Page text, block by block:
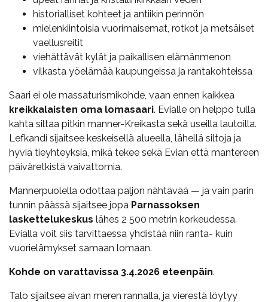
historialliset kohteet ja antiikin perinnön
mielenkiintoisia vuorimaisemat, rotkot ja metsäiset
vaellusreitit
viehättävät kylät ja paikallisen elämänmenon
vilkasta yöelämää kaupungeissa ja rantakohteissa
Saari ei ole massaturismikohde, vaan ennen kaikkea
kreikkalaisten oma lomasaari. Evialle on helppo tulla
kahta siltaa pitkin manner-Kreikasta sekä useilla lautoilla.
Lefkandi sijaitsee keskeisellä alueella, lähellä siltoja ja
hyviä tieyhteyksiä, mikä tekee sekä Evian että mantereen
päiväretkistä vaivattomia.
Mannerpuolella odottaa paljon nähtävää — ja vain parin
tunnin päässä sijaitsee jopa Parnassoksen
laskettelukeskus lähes 2 500 metrin korkeudessa.
Evialla voit siis tarvittaessa yhdistää niin ranta- kuin
vuorielämykset samaan lomaan.
Kohde on varattavissa 3.4.2026 eteenpäin.
Talo sijaitsee aivan meren rannalla, ja vierestä löytyy